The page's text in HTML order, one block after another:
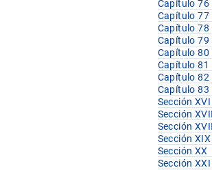
Capítulo 76
Capítulo 77
Capítulo 78
Capítulo 79
Capítulo 80
Capítulo 81
Capítulo 82
Capítulo 83
Sección XVI
Sección XVII
Sección
Sección XIX
Sección XX
Sección XXI